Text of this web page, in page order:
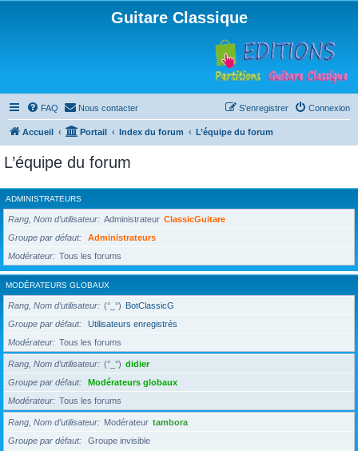
Guitare Classique
FAQ Nous contacter Connexion
S’enregistrer
Accueil Portail Index du forum L’équipe du forum
L’équipe du forum
ADMINISTRATEURS
Rang, Nom d’utilisateur Administrateur ClassicGuitare
Groupe par défaut
Administrateurs
Modérateur
Tous les forums
MODÉRATEURS GLOBAUX
Rang, Nom d’utilisateur (°_°) BotClassicG
Groupe par défaut
Utilisateurs enregistrés
Modérateur
Tous les forums
Rang, Nom d’utilisateur (°_°) didier
Groupe par défaut
Modérateurs globaux
Modérateur
Tous les forums
Rang, Nom d’utilisateur Modérateur tambora
Groupe par défaut
Groupe invisible